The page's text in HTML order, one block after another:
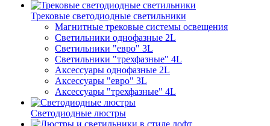
Трековые светодиодные светильники
Магнитные трековые системы освещения
Светильники однофазные 2L
Светильники "евро" 3L
Светильники "трехфазные" 4L
Аксессуары однофазные 2L
Аксессуары "евро" 3L
Аксессуары "трехфазные" 4L
Светодиодные люстры